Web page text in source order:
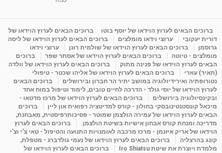
09:12
מדיטציה בדמיון מודרך - היכרות עם האני הפנימי
מאת admin 11 שנים 3,644 צפיות
פנינה מתוק - מרכז "נתיב הלב" בהרצליה-
מדיטציה-התחדשות
Shahar-vod
ברוכים הבאים לערוץ הוידאו של יוסף בוטו
ברוכים הבאים לערוץ הוידאו של
דורית יעקובי
ערוצי וידאו מומלצים
ברוכים הבאים לערוץ הוידאו של ליסה
גרוסמן
ברוכים הבאים לערוץ הוידאו של שולמית רונן
ערוצי וידאו
מומלצים - טיוטה
ברוכים הבאים לערוץ הוידאו של אסתר שפר
ברוכים
הבאים לערוץ הוידאו של פנינה מתוק
ברוכים הבאים לערוץ הוידאו של וולדה
(תאיר) עוזרי
ברוכים הבאים לערוץ הוידאו של אליהו שכטר - טיפולי
נטורופתיה ואירידיולוגיה במושב יתיר הר חברון ובירושלים
ברוכים הבאים
לערוץ הוידאו של יוסי גולד - הדרכה לחיים טובים, לימוד וטיפול במוח אחד
ובקינסיולוגיה בירושלים
ברוכים הבאים לערוץ הוידאו של מרכז מדטאו -
מיכאל קונסטנטינובסקי בחולון - קורס למדיטציה רפואית און ליין
ברוכים
הבאים לערוץ הוידאו של עמירה הולצמן שמוטר - פסיכותרפיסטית, מאבחנת,
מדריכה ומנחת קורס אבחון אישיות בשיטת הולצמן.
ברוכים הבאים לערוץ
הוידאו של אריק איזנמן - מרכז מרכבה לאומנויות התנועה והטיפול - טאי צ'י וצ'י
קונג בהרצליה
ברוכים הבאים לערוץ הוידאו של נעמי גולדברג - מטפלת,
מלמדת ויוצרת את שיטת Iro Shiatsu
ברוכים הבאים לערוץ הוידאו של